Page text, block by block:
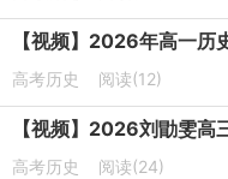
高考历史 阅读(12)
【视频】2026刘勖雯高
高考历史 阅读(24)